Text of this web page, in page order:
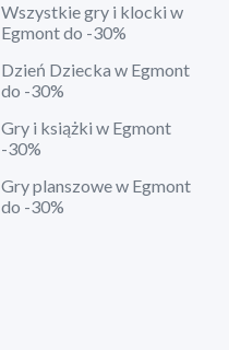
Wszystkie gry i klocki w
Egmont do -30%
Dzień Dziecka w Egmont
do -30%
Gry i książki w Egmont
-30%
Gry planszowe w Egmont
do -30%